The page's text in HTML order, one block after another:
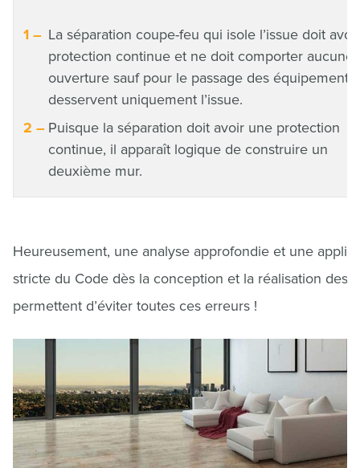
La séparation coupe-feu qui isole l’issue doit
protection continue et ne doit comporter aucune
ouverture sauf pour le passage des équipements
desservent uniquement l’issue.
Puisque la séparation doit avoir une protection
continue, il apparaît logique de construire un
deuxième mur.
Heureusement, une analyse approfondie et une
stricte du Code dès la conception et la réalisation des
permettent d’éviter toutes ces erreurs !